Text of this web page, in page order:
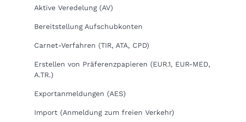
Aktive Veredelung (AV)
Bereitstellung Aufschubkonten
Carnet-Verfahren (TIR, ATA, CPD)
Erstellen von Präferenzpapieren (EUR.1, EUR-MED,
A.TR.)
Exportanmeldungen (AES)
Import (Anmeldung zum freien Verkehr)